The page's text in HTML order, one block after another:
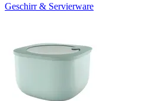
Geschirr & Servierware